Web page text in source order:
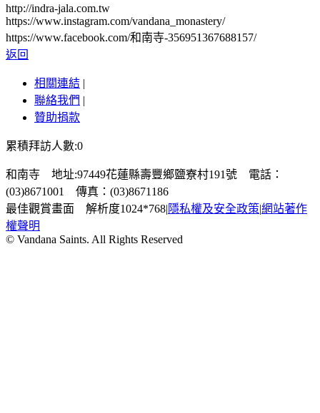
http://indra-jala.com.tw
https://www.instagram.com/vandana_monastery/
https://www.facebook.com/和南寺-356951367688157/
返回
相關連結 |
聯絡我們 |
贊助捐款
累積拜訪人數:0
和南寺 地址:97449花蓮縣壽豐鄉鹽寮村191號 電話：
(03)8671001 傳真：(03)8671186
最佳觀賞畫面 解析度1024*768|隱私權及安全政策|網站著作
權聲明
© Vandana Saints. All Rights Reserved